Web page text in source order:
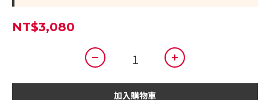
NT$3,080
加入購物車